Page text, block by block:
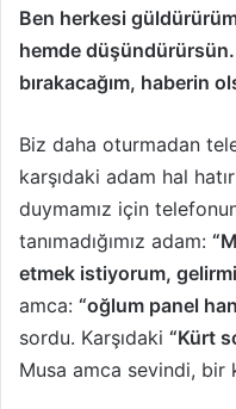
Ben herkesi
hemde
bırakacağım, haberin
Biz daha oturmadan
karşıdaki adam hal
duymamız için
tanımadığımız adam:
etmek istiyorum,
amca: “oğlum panel
sordu. Karşıdaki “Kürt
Musa amca sevindi, bir